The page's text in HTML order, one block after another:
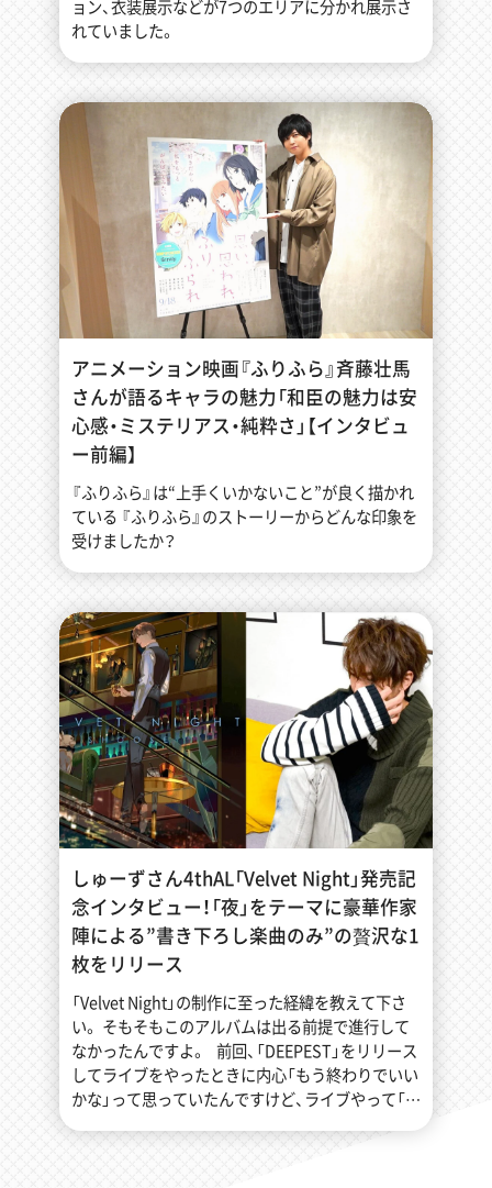
ョン、衣装展示などが7つのエリアに分かれ展示さ
れていました。
アニメーション映画『ふりふら』斉藤壮馬
さんが語るキャラの魅力「和臣の魅力は安
心感・ミステリアス・純粋さ」【インタビュ
ー前編】
『ふりふら』は“上手くいかないこと”が良く描かれ
ている 『ふりふら』のストーリーからどんな印象を
受けましたか？
しゅーずさん4thAL「Velvet Night」発売記
念インタビュー！「夜」をテーマに豪華作家
陣による”書き下ろし楽曲のみ”の贅沢な1
枚をリリース
「Velvet Night」の制作に至った経緯を教えて下さ
い。 そもそもこのアルバムは出る前提で進行して
なかったんですよ。 前回、「DEEPEST」をリリース
してライブをやったときに内心「もう終わりでいい
かな」って思っていたんですけど、ライブやって「は
い